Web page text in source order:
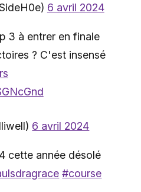
6 avril 2024
3 à entrer en finale
? C'est insensé
6 avril 2024
cette année désolé
#course